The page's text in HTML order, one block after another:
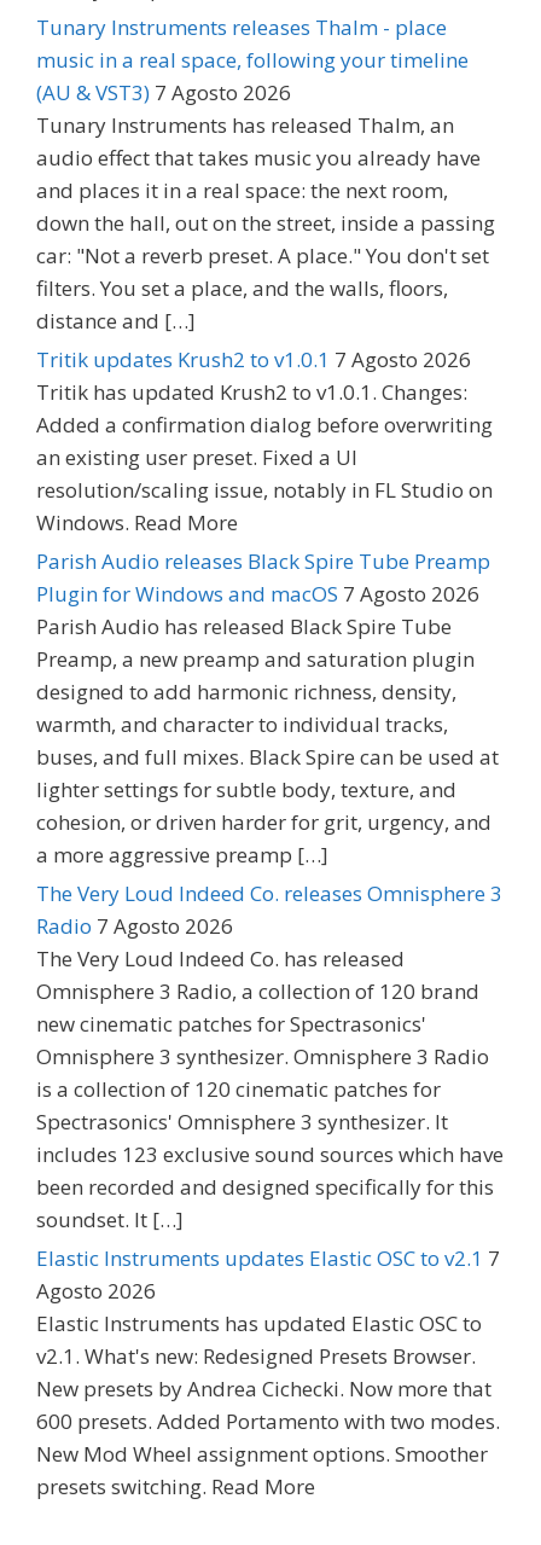
Tunary Instruments releases Thalm - place
music in a real space, following your timeline
(AU & VST3) 7 Agosto 2026
Tunary Instruments has released Thalm, an
audio effect that takes music you already have
and places it in a real space: the next room,
down the hall, out on the street, inside a passing
car: "Not a reverb preset. A place." You don't set
filters. You set a place, and the walls, floors,
distance and […]
Tritik updates Krush2 to v1.0.1 7 Agosto 2026
Tritik has updated Krush2 to v1.0.1. Changes:
Added a confirmation dialog before overwriting
an existing user preset. Fixed a UI
resolution/scaling issue, notably in FL Studio on
Windows. Read More
Parish Audio releases Black Spire Tube Preamp
Plugin for Windows and macOS 7 Agosto 2026
Parish Audio has released Black Spire Tube
Preamp, a new preamp and saturation plugin
designed to add harmonic richness, density,
warmth, and character to individual tracks,
buses, and full mixes. Black Spire can be used at
lighter settings for subtle body, texture, and
cohesion, or driven harder for grit, urgency, and
a more aggressive preamp […]
The Very Loud Indeed Co. releases Omnisphere 3
Radio 7 Agosto 2026
The Very Loud Indeed Co. has released
Omnisphere 3 Radio, a collection of 120 brand
new cinematic patches for Spectrasonics'
Omnisphere 3 synthesizer. Omnisphere 3 Radio
is a collection of 120 cinematic patches for
Spectrasonics' Omnisphere 3 synthesizer. It
includes 123 exclusive sound sources which have
been recorded and designed specifically for this
soundset. It […]
Elastic Instruments updates Elastic OSC to v2.1 7
Agosto 2026
Elastic Instruments has updated Elastic OSC to
v2.1. What's new: Redesigned Presets Browser.
New presets by Andrea Cichecki. Now more that
600 presets. Added Portamento with two modes.
New Mod Wheel assignment options. Smoother
presets switching. Read More